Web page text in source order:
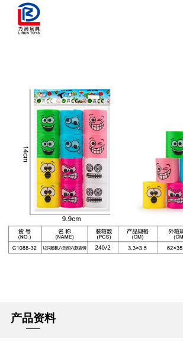
产品资料